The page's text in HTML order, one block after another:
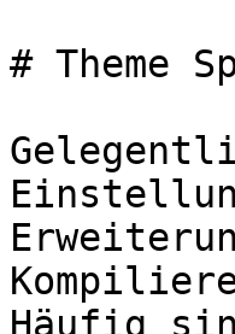
# Theme
Häufig